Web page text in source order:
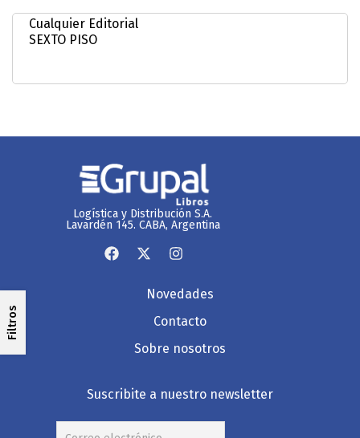
Filtros
Logística y Distribución S.A.
Lavardén 145. CABA, Argentina
Novedades
Contacto
Sobre nosotros
Suscribite a nuestro newsletter